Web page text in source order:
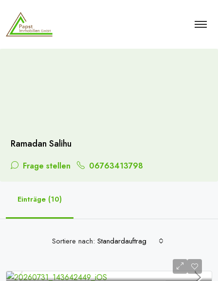
Ramadan Salihu
Frage stellen 06763413798
Einträge (10)
Sortiere nach: Standardauftrag